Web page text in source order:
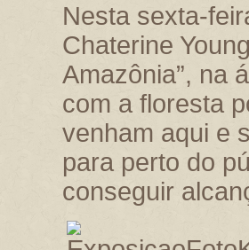
Nesta sexta-
Chaterine
Amazônia”, na
com a floresta
venham aqui e
para perto do
conseguir